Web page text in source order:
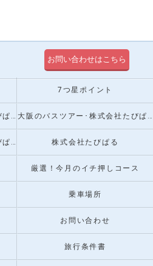
お問い合わせはこちら
7つ星ポイント
大阪のバスツアー･株式会社たびぱるの口コミ情報 大阪のバスツアー･株式会社たびぱるの評判
大阪のバスツアー･株式会社たびぱるのお客様の声 株式会社たびぱる
厳選！今月のイチ押しコース
乗車場所
お問い合わせ
旅行条件書